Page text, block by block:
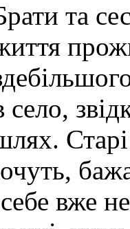
та
село,
вже